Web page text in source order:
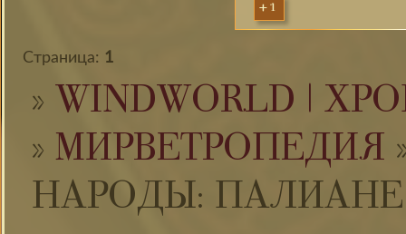
+1
Страница: 1
» WINDWORLD |
» МИРВЕТРОПЕДИЯ
НАРОДЫ: ПАЛИАНЕ